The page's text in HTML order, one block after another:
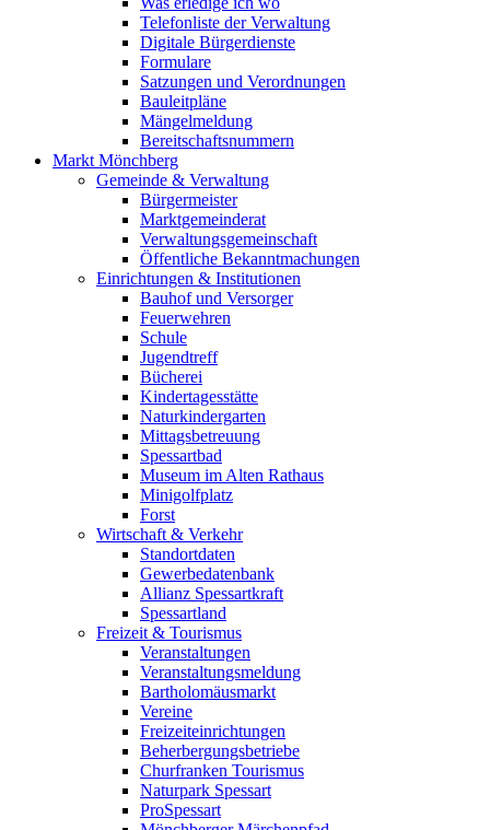
Telefonliste der Verwaltung
Digitale Bürgerdienste
Formulare
Satzungen und Verordnungen
Bauleitpläne
Mängelmeldung
Bereitschaftsnummern
Markt Mönchberg
Gemeinde & Verwaltung
Bürgermeister
Marktgemeinderat
Verwaltungsgemeinschaft
Öffentliche Bekanntmachungen
Einrichtungen & Institutionen
Bauhof und Versorger
Feuerwehren
Schule
Jugendtreff
Bücherei
Kindertagesstätte
Naturkindergarten
Mittagsbetreuung
Spessartbad
Museum im Alten Rathaus
Minigolfplatz
Forst
Wirtschaft & Verkehr
Standortdaten
Gewerbedatenbank
Allianz Spessartkraft
Spessartland
Freizeit & Tourismus
Veranstaltungen
Veranstaltungsmeldung
Bartholomäusmarkt
Vereine
Freizeiteinrichtungen
Beherbergungsbetriebe
Churfranken Tourismus
Naturpark Spessart
ProSpessart